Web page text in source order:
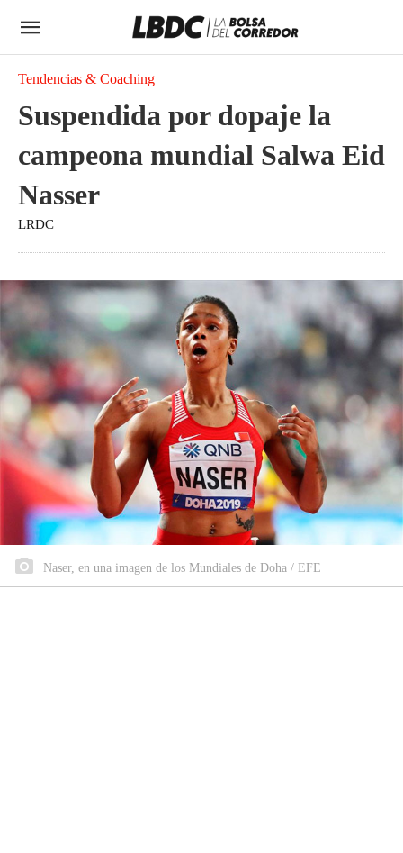
Tendencias & Coaching
Suspendida por dopaje la
campeona mundial Salwa Eid
Nasser
LRDC
Naser, en una imagen de los Mundiales de Doha / EFE